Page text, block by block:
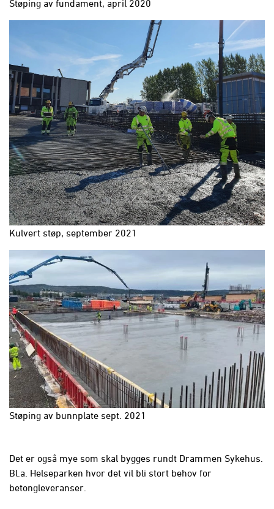
Støping av fundament, april 2020
Kulvert støp, september 2021
Støping av bunnplate sept. 2021
Det er også mye som skal bygges rundt Drammen Sykehus.
Bl.a. Helseparken hvor det vil bli stort behov for
betongleveranser.